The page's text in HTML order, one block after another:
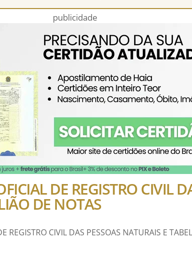
publicidade
DE REGISTRO CIVIL
DE NOTAS
CIVIL DAS PESSOAS NATURAIS E